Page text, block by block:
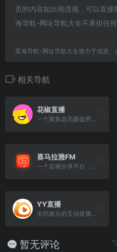
页的内容如出现违规，可以直接
海导航-网址导航大全不承担任何
星海导航-网址导航大全致力于优质、
相关导航
花椒直播
一个聚集超高颜值男女的手机直播社交平台
喜马拉雅FM
一个音频分享平台，包含有声小说、相声、评书、故事、儿歌、在线听书等内容
YY直播
全民娱乐的互动直播平台
暂无评论